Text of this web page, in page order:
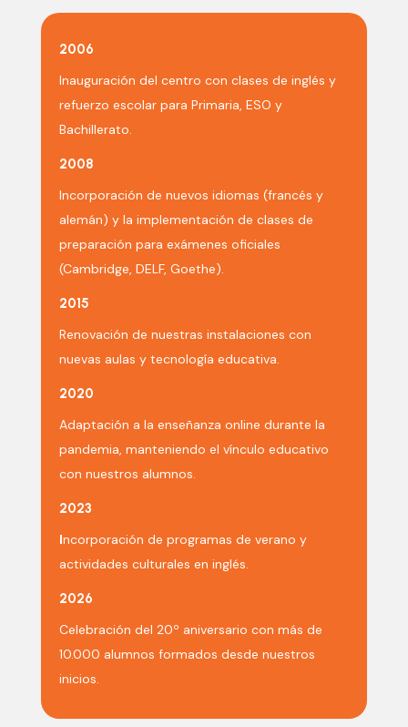
2006
Inauguración del centro con clases de inglés y
refuerzo escolar para Primaria, ESO y
Bachillerato.
2008
Incorporación de nuevos idiomas (francés y
alemán) y la implementación de clases de
preparación para exámenes oficiales
(Cambridge, DELF, Goethe).
2015
Renovación de nuestras instalaciones con
nuevas aulas y tecnología educativa.
2020
Adaptación a la enseñanza online durante la
pandemia, manteniendo el vínculo educativo
con nuestros alumnos.
2023
Incorporación de programas de verano y
actividades culturales en inglés.
2026
Celebración del 20º aniversario con más de
10.000 alumnos formados desde nuestros
inicios.